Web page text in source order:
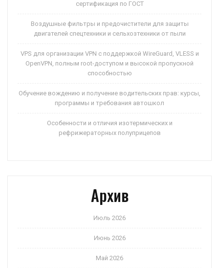
сертификация по ГОСТ
Воздушные фильтры и предочистители для защиты
двигателей спецтехники и сельхозтехники от пыли
VPS для организации VPN с поддержкой WireGuard, VLESS и
OpenVPN, полным root-доступом и высокой пропускной
способностью
Обучение вождению и получение водительских прав: курсы,
программы и требования автошкол
Особенности и отличия изотермических и
рефрижераторных полуприцепов
Архив
Июль 2026
Июнь 2026
Май 2026